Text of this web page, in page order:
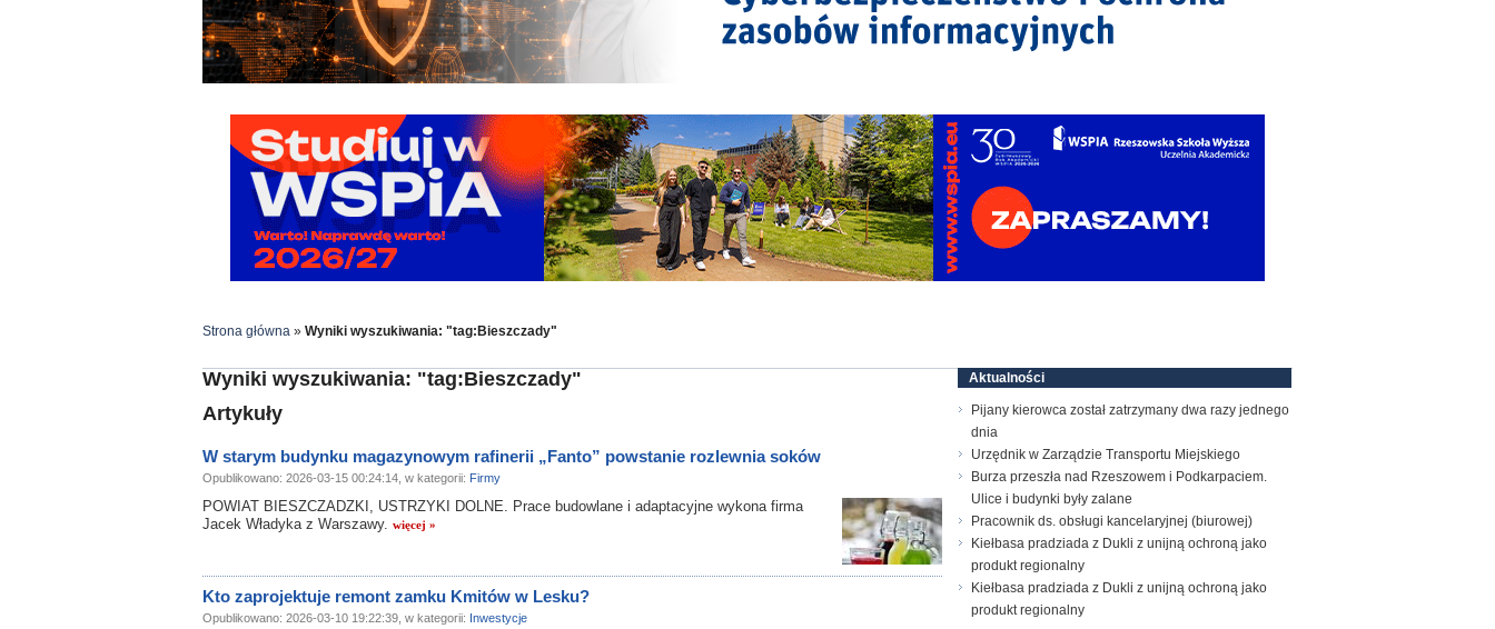
Strona główna » Wyniki wyszukiwania: "tag:Bieszczady"
Wyniki wyszukiwania: "tag:Bieszczady"
Artykuły
W starym budynku magazynowym rafinerii „Fanto” powstanie rozlewnia soków
Opublikowano: 2026-03-15 00:24:14, w kategorii: Firmy
POWIAT BIESZCZADZKI, USTRZYKI DOLNE. Prace budowlane i adaptacyjne wykona firma
Jacek Władyka z Warszawy. więcej »
Kto zaprojektuje remont zamku Kmitów w Lesku?
Opublikowano: 2026-03-10 19:22:39, w kategorii: Inwestycje
Aktualności
Pijany kierowca został zatrzymany dwa razy jednego
dnia
Urzędnik w Zarządzie Transportu Miejskiego
Burza przeszła nad Rzeszowem i Podkarpaciem.
Ulice i budynki były zalane
Pracownik ds. obsługi kancelaryjnej (biurowej)
Kiełbasa pradziada z Dukli z unijną ochroną jako
produkt regionalny
Kiełbasa pradziada z Dukli z unijną ochroną jako
produkt regionalny